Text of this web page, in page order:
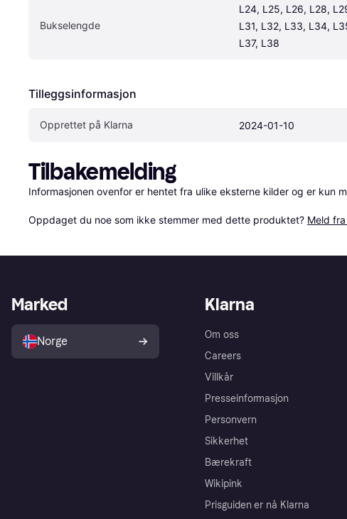
Bukselengde
L24, L25, L26, L28,
L31, L32, L33, L34,
L37, L38
Tilleggsinformasjon
Opprettet på Klarna 2024-01-10
Tilbakemelding
Informasjonen ovenfor er hentet fra ulike eksterne kilder og er kun
Oppdaget du noe som ikke stemmer med dette produktet? Meld
Klarna
Om oss
Careers
Villkår
Presseinformasjon
Personvern
Sikkerhet
Bærekraft
Wikipink
Prisguiden er nå Klarna
Marked
Norge